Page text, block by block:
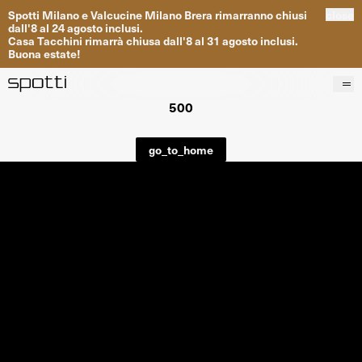
Spotti MilanoeValcucine Milano Brera rimarrannochiusi
dall'8al 24agosto inclusi.
Casa Tacchini rimarrà chiusa dall'8al 31 agosto inclusi.
Buona estate!
Progetti
500
go_to_home